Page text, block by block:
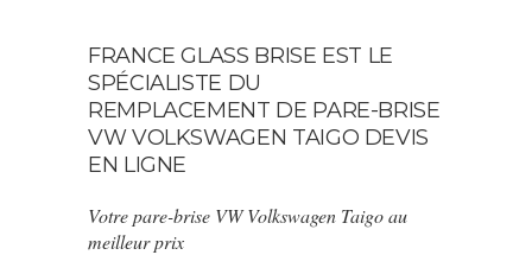
FRANCE GLASS BRISE EST LE
SPÉCIALISTE DU
REMPLACEMENT DE PARE-BRISE
VW VOLKSWAGEN TAIGO DEVIS
EN LIGNE
Votre pare-brise VW Volkswagen Taigo au
meilleur prix